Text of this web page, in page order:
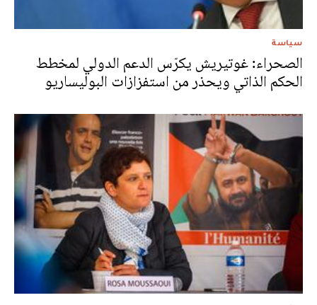
سياسة
الصحراء: غوتيريش يكرّس الدعم الدولي لمخطط
الحكم الذاتي ويحذر من استفزازات البوليساريو